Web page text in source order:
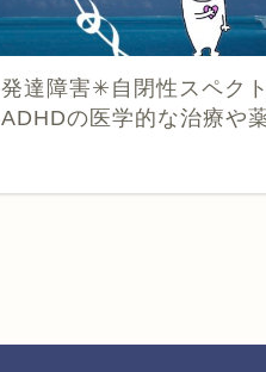
発達障害✳︎自閉性スペク
ADHDの医学的な治療や